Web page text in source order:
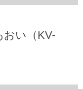
おい（KV-